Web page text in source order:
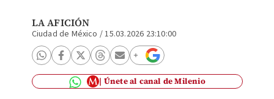
LA AFICIÓN
Ciudad de México /15.03.2026 23:10:00
Únete al canal de Milenio